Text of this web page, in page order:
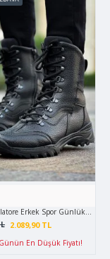
- Taba
Erkek Spor Günlük
2.089,90 TL
En Düşük Fiyatı!